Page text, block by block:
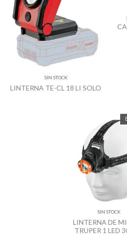
SIN STOCK
LINTERNA TE-CL 18 LI SOLO
SIN STOCK
LINTERNA DE
TRUPER 1 LED